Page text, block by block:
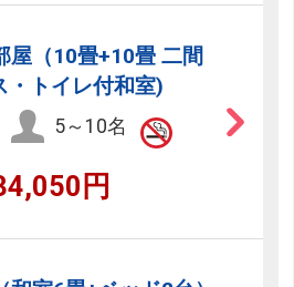
屋（10畳+10畳 二間
トイレ付和室)
5～10名
円